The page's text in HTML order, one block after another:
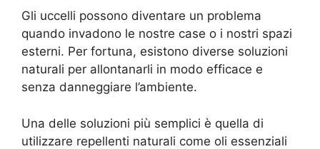
Gli uccelli possono diventare un problema
quando invadono le nostre case o i nostri spazi
esterni. Per fortuna, esistono diverse soluzioni
naturali per allontanarli in modo efficace e
senza danneggiare l’ambiente.
Una delle soluzioni più semplici è quella di
utilizzare repellenti naturali come oli essenziali